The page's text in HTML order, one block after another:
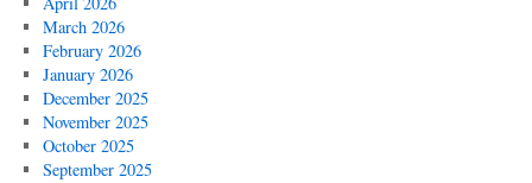
March 2026
February 2026
January 2026
December 2025
November 2025
October 2025
September 2025